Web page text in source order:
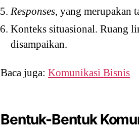
Responses, yang merupakan
Konteks situasional. Ruang
disampaikan.
Baca juga: Komunikasi Bisnis
Bentuk-Bentuk